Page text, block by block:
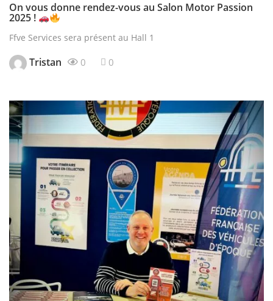
On vous donne rendez-vous au Salon Motor Passion
2025 !
Ffve Services sera présent au Hall 1
Tristan 0 0